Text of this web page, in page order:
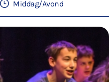
Middag/Avond